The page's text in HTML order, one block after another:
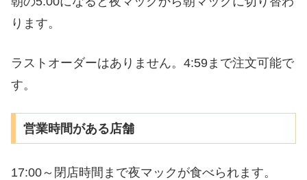
ります。
ラストオーダーはありません。4:59まで注文可能で
す。
営業時間がある店舗
17:00～閉店時間まで夜マックが食べられます。